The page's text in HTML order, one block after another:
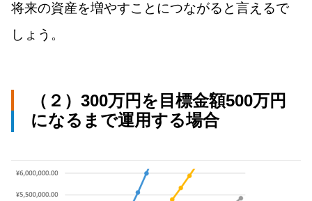
将来の資産を増やすことにつながると言えるで
しょう。
（２）300万円を目標金額500万円
になるまで運用する場合